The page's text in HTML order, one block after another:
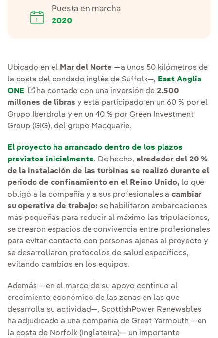
Puesta en marcha
2020
Ubicado en el Mar del Norte —a unos 50 kilómetros de
la costa del condado inglés de Suffolk—, East Anglia
ONE
Enlace externo, se abre en ventana nueva.
ha contado con una inversión de 2.500
millones de libras y está participado en un 60 % por el
Grupo Iberdrola y en un 40 % por Green Investment
Group (GIG), del grupo Macquarie.
El proyecto ha arrancado dentro de los plazos
previstos inicialmente. De hecho, alrededor del 20 %
de la instalación de las turbinas se realizó durante el
periodo de confinamiento en el Reino Unido, lo que
obligó a la compañía y a sus profesionales a cambiar
su operativa de trabajo: se habilitaron embarcaciones
más pequeñas para reducir al máximo las tripulaciones,
se crearon espacios de convivencia entre profesionales
para evitar contacto con personas ajenas al proyecto y
se desarrollaron protocolos de salud específicos,
evitando cambios en los equipos.
Además —en el marco de su apoyo continuo al
crecimiento económico de las zonas en las que
desarrolla su actividad—, ScottishPower Renewables
ha adjudicado a una compañía de Great Yarmouth —en
la costa de Norfolk (Inglaterra)— un importante